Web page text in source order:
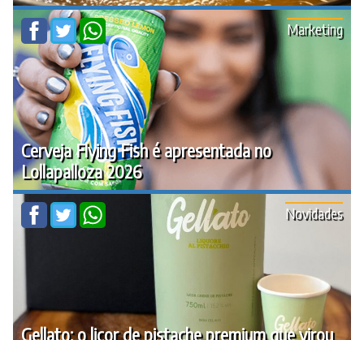
Cerveja Flying Fish é apresentada no
Lollapalloza 2026
Marketing
Gellato: o licor de pistache premium que virou
Novidades